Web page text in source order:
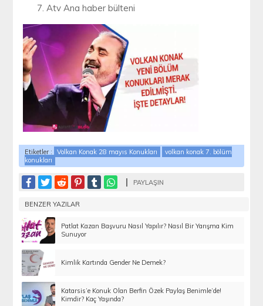
Atv Ana haber bülteni
Etiketler : Volkan Konak 28 mayıs Konukları
volkan konak 7. bölüm
konukları
PAYLAŞIN
BENZER YAZILAR
Patlat Kazan Başvuru Nasıl Yapılır? Nasıl Bir Yarışma Kim
Sunuyor
Kimlik Kartında Gender Ne Demek?
Katarsis’e Konuk Olan Berfin Özek Paylaş Benimle’de!
Kimdir? Kaç Yaşında?